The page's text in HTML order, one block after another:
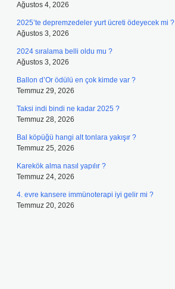
Ağustos 4, 2026
2025’te depremzedeler yurt ücreti ödeyecek mi ?
Ağustos 3, 2026
2024 sıralama belli oldu mu ?
Ağustos 3, 2026
Ballon d’Or ödülü en çok kimde var ?
Temmuz 29, 2026
Taksi indi bindi ne kadar 2025 ?
Temmuz 28, 2026
Bal köpüğü hangi alt tonlara yakışır ?
Temmuz 25, 2026
Karekök alma nasıl yapılır ?
Temmuz 24, 2026
4. evre kansere immünoterapi iyi gelir mi ?
Temmuz 20, 2026